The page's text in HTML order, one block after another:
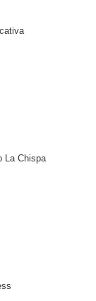
La Chispa